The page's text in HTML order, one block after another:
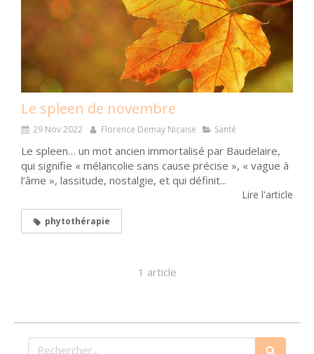
Le spleen de novembre
29 Nov 2022 Florence Demay Nicaise Santé
Le spleen… un mot ancien immortalisé par Baudelaire,
qui signifie « mélancolie sans cause précise », « vague à
l’âme », lassitude, nostalgie, et qui définit...
Lire l'article
phytothérapie
1 article
Rechercher